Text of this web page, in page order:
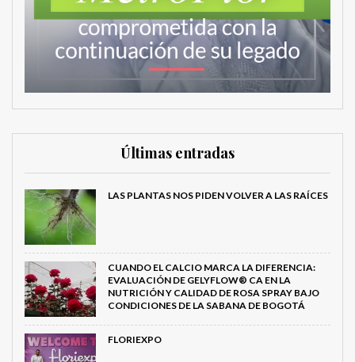
Últimas entradas
LAS PLANTAS NOS PIDEN VOLVER A LAS RAÍCES
CUANDO EL CALCIO MARCA LA DIFERENCIA:
EVALUACIÓN DE GELYFLOW® CA EN LA
NUTRICIÓN Y CALIDAD DE ROSA SPRAY BAJO
CONDICIONES DE LA SABANA DE BOGOTÁ
FLORIEXPO